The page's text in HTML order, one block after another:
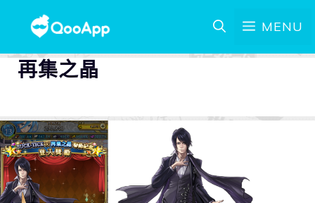
MENU
再集之晶